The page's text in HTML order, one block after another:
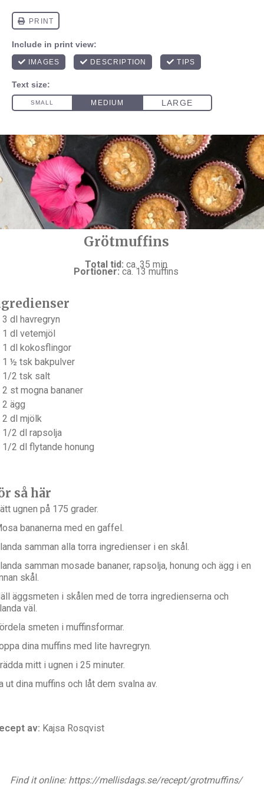
Grötmuffins
Total tid: ca. 35 min
Portioner: ca. 13 muffins
3 dl havregryn
1 dl vetemjöl
1 dl kokosflingor
1 ½ tsk bakpulver
1/2 tsk salt
2 st mogna bananer
2 ägg
2 dl mjölk
1/2 dl rapsolja
1/2 dl flytande honung
så här
ugnen på 175 grader.
bananerna med en gaffel.
samman alla torra ingredienser i en skål.
samman mosade bananer, rapsolja, honung och ägg i en
skål.
äggsmeten i skålen med de torra ingredienserna och
väl.
smeten i muffinsformar.
dina muffins med lite havregryn.
mitt i ugnen i 25 minuter.
ut dina muffins och låt dem svalna av.
av: Kajsa Rosqvist
Find it online: https://mellisdags.se/recept/grotmuffins/